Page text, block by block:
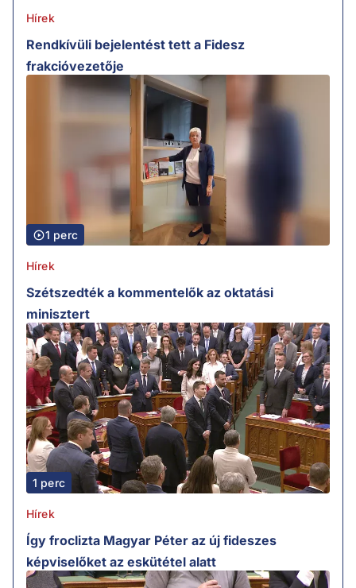
Hírek
Rendkívüli bejelentést tett a Fidesz
frakcióvezetője
1 perc
Hírek
Szétszedték a kommentelők az oktatási
minisztert
1 perc
Hírek
Így froclizta Magyar Péter az új fideszes
képviselőket az eskütétel alatt